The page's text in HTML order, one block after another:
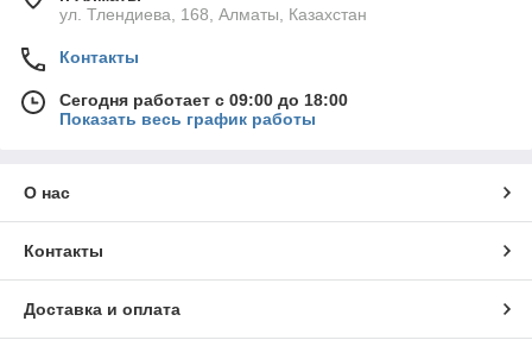
ул. Тлендиева, 168, Алматы, Казахстан
Контакты
Сегодня работает с 09:00 до 18:00
Показать весь график работы
О нас
Контакты
Доставка и оплата